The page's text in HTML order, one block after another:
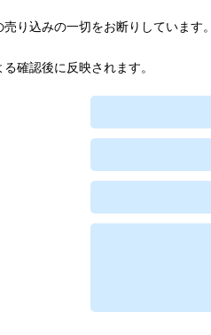
り込みの一切をお断りしています。
確認後に反映されます。